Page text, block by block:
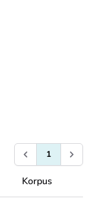
1
Korpus